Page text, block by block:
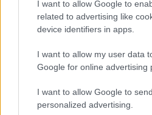
I want to allow Google to
related to advertising like
device identifiers in apps.
I want to allow my user data
Google for online advertising
I want to allow Google to
personalized advertising.
Σοκαριστικό
Σέρρες που
Το ΙΧ πέφτει
Νέα κλιμάκωση: Η
εμπλοκή» του
«εγκέφαλος»
«Χρειάζομαι